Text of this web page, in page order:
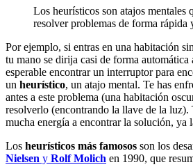
Los heurísticos son atajos mentales
resolver problemas de forma rápida
Por ejemplo, si entras en una habitación
tu mano se dirija casi de forma automática
esperable encontrar un interruptor para
un heurístico, un atajo mental. Te has
antes a este problema (una habitación
resolverlo (encontrando la llave de la luz).
mucha energía a encontrar la solución, ya
Los heurísticos más famosos son los
Nielsen y Rolf Molich en 1990, que